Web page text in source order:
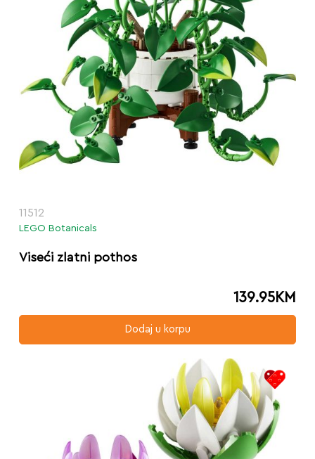
11512
LEGO Botanicals
Viseći zlatni pothos
139.95KM
Dodaj u korpu